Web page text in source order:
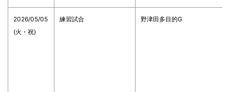
2026/05/05
(火・祝)
練習試合 野津田多目的G